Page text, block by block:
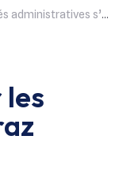
pour les hydroliennes du raz Blanchard
les